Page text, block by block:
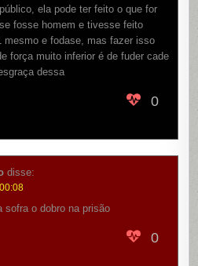
ela pode ter feito o que for
fosse homem e tivesse feito
mesmo e fodase, mas fazer isso
força muito inferior é de fuder cade
dessa
0
disse:
sofra o dobro na prisão
0